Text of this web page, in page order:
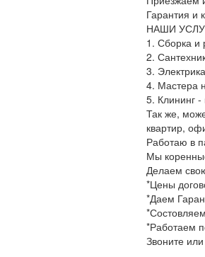
Гарантия и
НАШИ
1. Сборка и
2.
3.
4. Мастера
5. Клининг
Так же,
квартир,
Работаю в
Мы
Делаем
*Цены
*Даем
*Работаем
Звоните